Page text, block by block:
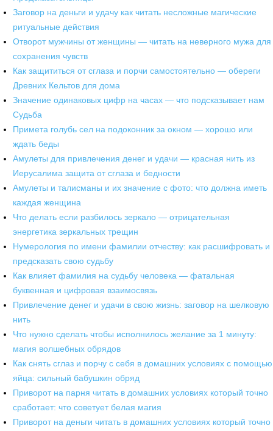
Заговор на деньги и удачу как читать несложные магические
ритуальные действия
Отворот мужчины от женщины — читать на неверного мужа для
сохранения чувств
Как защититься от сглаза и порчи самостоятельно — обереги
Древних Кельтов для дома
Значение одинаковых цифр на часах — что подсказывает нам
Судьба
Примета голубь сел на подоконник за окном — хорошо или
ждать беды
Амулеты для привлечения денег и удачи — красная нить из
Иерусалима защита от сглаза и бедности
Амулеты и талисманы и их значение с фото: что должна иметь
каждая женщина
Что делать если разбилось зеркало — отрицательная
энергетика зеркальных трещин
Нумерология по имени фамилии отчеству: как расшифровать и
предсказать свою судьбу
Как влияет фамилия на судьбу человека — фатальная
буквенная и цифровая взаимосвязь
Привлечение денег и удачи в свою жизнь: заговор на шелковую
нить
Что нужно сделать чтобы исполнилось желание за 1 минуту:
магия волшебных обрядов
Как снять сглаз и порчу с себя в домашних условиях с помощью
яйца: сильный бабушкин обряд
Приворот на парня читать в домашних условиях который точно
сработает: что советует белая магия
Приворот на деньги читать в домашних условиях который точно